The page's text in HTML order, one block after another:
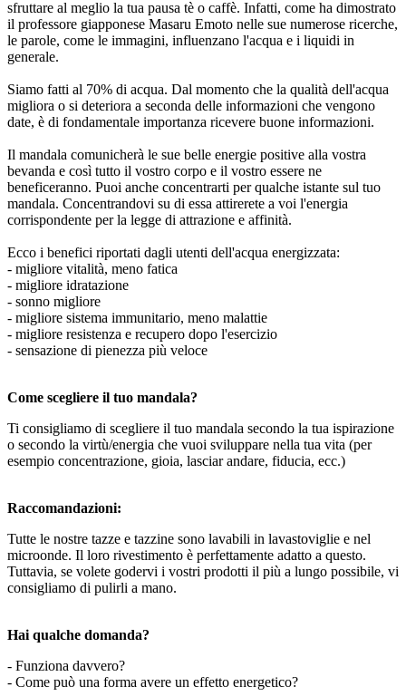
sfruttare al meglio la tua pausa tè o caffè. Infatti, come ha dimostrato
il professore giapponese Masaru Emoto nelle sue numerose ricerche,
le parole, come le immagini, influenzano l'acqua e i liquidi in
generale.
Siamo fatti al 70% di acqua. Dal momento che la qualità dell'acqua
migliora o si deteriora a seconda delle informazioni che vengono
date, è di fondamentale importanza ricevere buone informazioni.
Il mandala comunicherà le sue belle energie positive alla vostra
bevanda e così tutto il vostro corpo e il vostro essere ne
beneficeranno. Puoi anche concentrarti per qualche istante sul tuo
mandala. Concentrandovi su di essa attirerete a voi l'energia
corrispondente per la legge di attrazione e affinità.
Ecco i benefici riportati dagli utenti dell'acqua energizzata:
- migliore vitalità, meno fatica
- migliore idratazione
- sonno migliore
- migliore sistema immunitario, meno malattie
- migliore resistenza e recupero dopo l'esercizio
- sensazione di pienezza più veloce
Come scegliere il tuo mandala?
Ti consigliamo di scegliere il tuo mandala secondo la tua ispirazione
o secondo la virtù/energia che vuoi sviluppare nella tua vita (per
esempio concentrazione, gioia, lasciar andare, fiducia, ecc.)
Raccomandazioni:
Tutte le nostre tazze e tazzine sono lavabili in lavastoviglie e nel
microonde. Il loro rivestimento è perfettamente adatto a questo.
Tuttavia, se volete godervi i vostri prodotti il più a lungo possibile, vi
consigliamo di pulirli a mano.
Hai qualche domanda?
- Funziona davvero?
- Come può una forma avere un effetto energetico?